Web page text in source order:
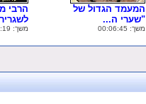
המעמד הגדול של
"שערי ה...
משך: 00:06:45
הרבי
משך: 00:02:19